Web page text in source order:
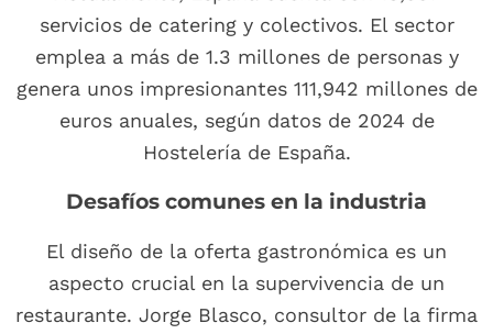
servicios de catering y colectivos. El sector
emplea a más de 1.3 millones de personas y
genera unos impresionantes 111,942 millones de
euros anuales, según datos de 2024 de
Hostelería de España.
Desafíos comunes en la industria
El diseño de la oferta gastronómica es un
aspecto crucial en la supervivencia de un
restaurante. Jorge Blasco, consultor de la firma